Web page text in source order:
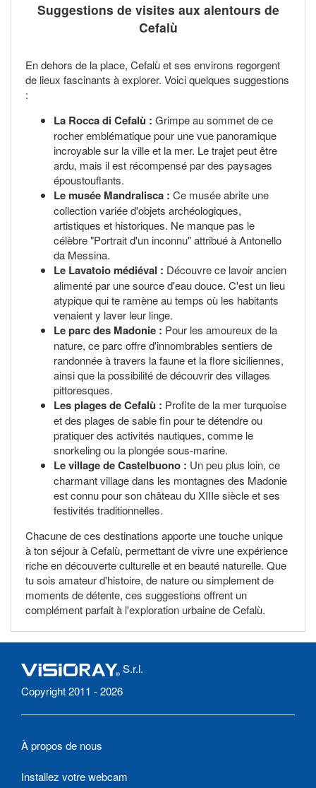
Suggestions de visites aux alentours de
Cefalù
En dehors de la place, Cefalù et ses environs regorgent
de lieux fascinants à explorer. Voici quelques suggestions
:
La Rocca di Cefalù : Grimpe au sommet de ce
rocher emblématique pour une vue panoramique
incroyable sur la ville et la mer. Le trajet peut être
ardu, mais il est récompensé par des paysages
époustouflants.
Le musée Mandralisca : Ce musée abrite une
collection variée d'objets archéologiques,
artistiques et historiques. Ne manque pas le
célèbre "Portrait d'un inconnu" attribué à Antonello
da Messina.
Le Lavatoio médiéval : Découvre ce lavoir ancien
alimenté par une source d'eau douce. C'est un lieu
atypique qui te ramène au temps où les habitants
venaient y laver leur linge.
Le parc des Madonie : Pour les amoureux de la
nature, ce parc offre d'innombrables sentiers de
randonnée à travers la faune et la flore siciliennes,
ainsi que la possibilité de découvrir des villages
pittoresques.
Les plages de Cefalù : Profite de la mer turquoise
et des plages de sable fin pour te détendre ou
pratiquer des activités nautiques, comme le
snorkeling ou la plongée sous-marine.
Le village de Castelbuono : Un peu plus loin, ce
charmant village dans les montagnes des Madonie
est connu pour son château du XIIIe siècle et ses
festivités traditionnelles.
Chacune de ces destinations apporte une touche unique
à ton séjour à Cefalù, permettant de vivre une expérience
riche en découverte culturelle et en beauté naturelle. Que
tu sois amateur d'histoire, de nature ou simplement de
moments de détente, ces suggestions offrent un
complément parfait à l'exploration urbaine de Cefalù.
S.r.l.
Copyright 2011 - 2026
À propos de nous
Installez votre webcam